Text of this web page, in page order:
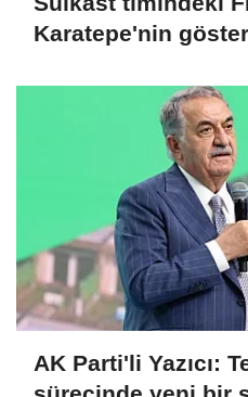
Karatepe'nin
AK Parti'li Yazıcı: